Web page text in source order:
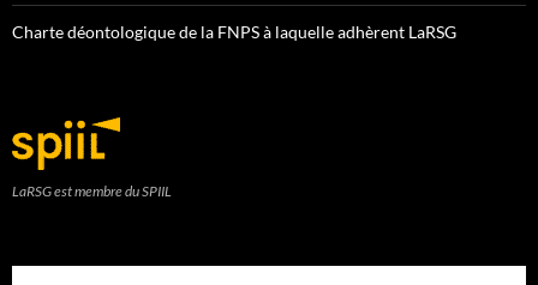
Charte déontologique de la FNPS à laquelle adhèrent LaRSG
LaRSG est membre du SPIIL